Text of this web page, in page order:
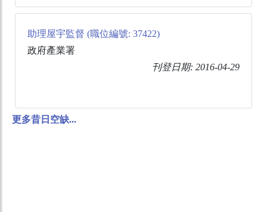
助理屋宇監督 (職位編號: 37422)
政府產業署
刊登日期: 2016-04-29
更多昔日空缺...